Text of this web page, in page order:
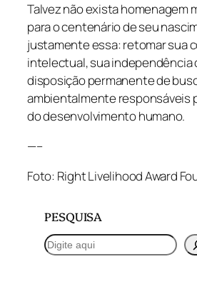
Talvez não exista homenagem
para o centenário de seu
justamente essa: retomar sua
intelectual, sua independência
disposição permanente de
ambientalmente responsáveis
do desenvolvimento humano.
—–
Foto: Right Livelihood Award
PESQUISA
P
e